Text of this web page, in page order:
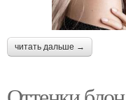
читать дальше →